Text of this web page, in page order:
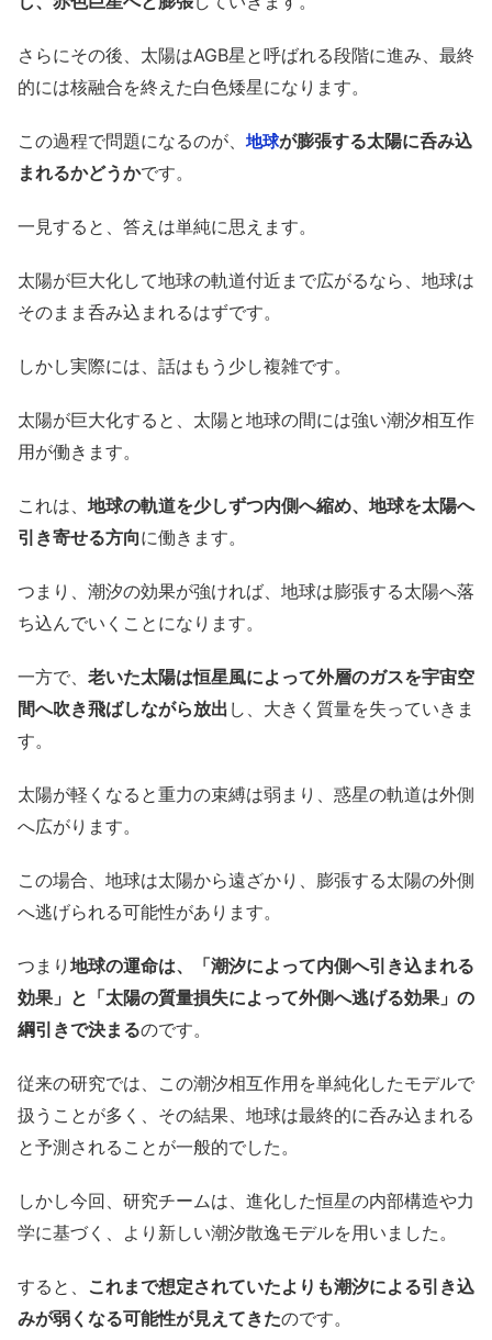
さらにその後、太陽はAGB星と呼ばれる段階に進み、最終
的には核融合を終えた白色矮星になります。
この過程で問題になるのが、地球が膨張する太陽に呑み込
まれるかどうかです。
一見すると、答えは単純に思えます。
太陽が巨大化して地球の軌道付近まで広がるなら、地球は
そのまま呑み込まれるはずです。
しかし実際には、話はもう少し複雑です。
太陽が巨大化すると、太陽と地球の間には強い潮汐相互作
用が働きます。
これは、 地球の軌道を少しずつ内側へ縮め、地球を太陽へ
引き寄せる方向に働きます。
つまり、潮汐の効果が強ければ、地球は膨張する太陽へ落
ち込んでいくことになります。
一方で、 老いた太陽は恒星風によって外層のガスを宇宙空
間へ吹き飛ばしながら放出 し、大きく質量を失っていきま
す。
太陽が軽くなると重力の束縛は弱まり、惑星の軌道は外側
へ広がります。
この場合、地球は太陽から遠ざかり、膨張する太陽の外側
へ逃げられる可能性があります。
つまり 地球の運命は、「潮汐によって内側へ引き込まれる
効果」と「太陽の質量損失によって外側へ逃げる効果」の
綱引きで決まるのです。
従来の研究では、この潮汐相互作用を単純化したモデルで
扱うことが多く、その結果、地球は最終的に呑み込まれる
と予測されることが一般的でした。
しかし今回、研究チームは、進化した恒星の内部構造や力
学に基づく、より新しい潮汐散逸モデルを用いました。
すると、 これまで想定されていたよりも潮汐による引き込
みが弱くなる可能性が見えてきたのです。